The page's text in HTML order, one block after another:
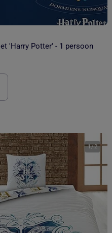
'Harry Potter' - 1 persoon
1/2